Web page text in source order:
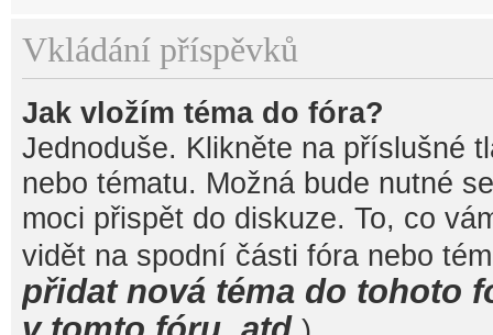
Vkládání příspěvků
Jak vložím téma do fóra?
Jednoduše. Klikněte na příslušné
nebo tématu. Možná bude nutné
moci přispět do diskuze. To, co
vidět na spodní části fóra nebo
přidat nová téma do tohoto